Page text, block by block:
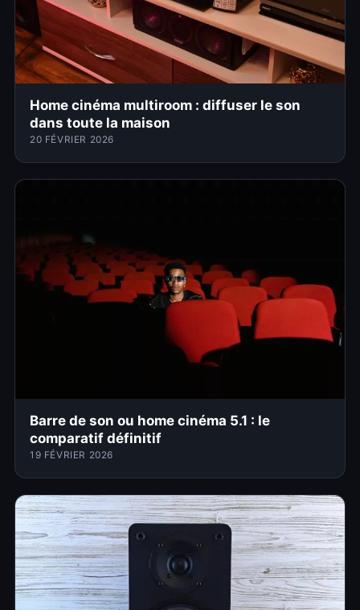
Home cinéma multiroom : diffuser le son
dans toute la maison
20 FÉVRIER 2026
Barre de son ou home cinéma 5.1 : le
comparatif définitif
19 FÉVRIER 2026